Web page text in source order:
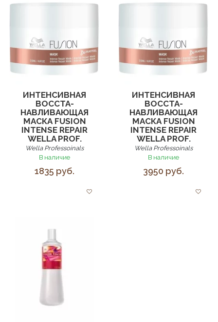
ИНТЕНСИВНАЯ
ВОССТА­
НАВЛИВАЮЩАЯ
МАСКА FUSION
INTENSE REPAIR
WELLA PROF.
Wella Professoinals
В наличие
1835 руб.
ИНТЕНСИВНАЯ
ВОССТА­
НАВЛИВАЮЩАЯ
МАСКА FUSION
INTENSE REPAIR
WELLA PROF.
Wella Professoinals
В наличие
3950 руб.